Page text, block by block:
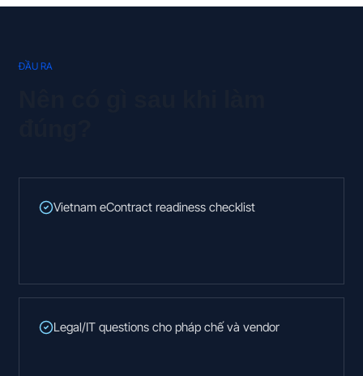
ĐẦU RA
Vietnam eContract readiness checklist
Legal/IT questions cho pháp chế và vendor